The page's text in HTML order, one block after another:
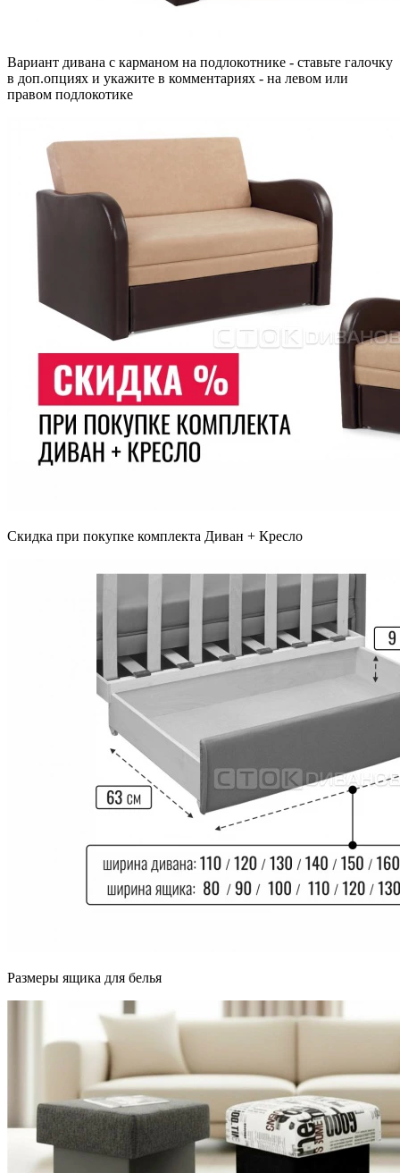
Вариант дивана с карманом на подлокотнике - ставьте галочку
в доп.опциях и укажите в комментариях - на левом или
правом подлокотике
Скидка при покупке комплекта Диван + Кресло
Размеры ящика для белья